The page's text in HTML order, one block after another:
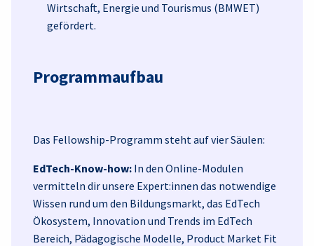
Wirtschaft, Energie und Tourismus (BMWET)
gefördert.
Programmaufbau
Das Fellowship-Programm steht auf vier Säulen:
EdTech-Know-how: In den Online-Modulen
vermitteln dir unsere Expert:innen das notwendige
Wissen rund um den Bildungsmarkt, das EdTech
Ökosystem, Innovation und Trends im EdTech
Bereich, Pädagogische Modelle, Product Market Fit